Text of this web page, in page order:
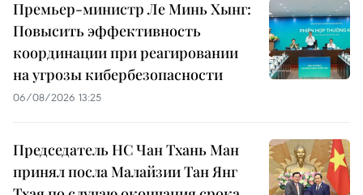
Премьер-министр Ле Минь Хынг:
Повысить эффективность
координации при реагировании
на угрозы кибербезопасности
06/08/2026 13:25
Председатель НС Чан Тхань Ман
принял посла Малайзии Тан Янг